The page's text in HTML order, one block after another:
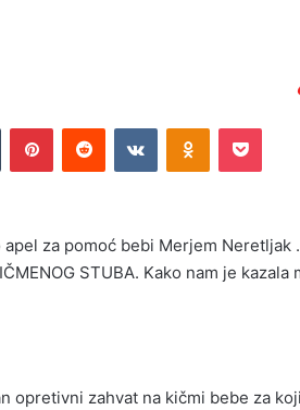
Tumblr PinterestReddit VKontakteOdnoklassniki
Pocket
za pomoć bebi Merjem Neretljak
STUBA. Kako nam je kazala
opretivni zahvat na kičmi bebe za